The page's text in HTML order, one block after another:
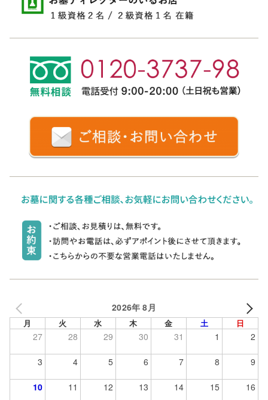
2026年 8月
月 火 水 木 金 土 日
27 28 29 30 31 1 2
3 4 5 6 7 8 9
10 11 12 13 14 15 16